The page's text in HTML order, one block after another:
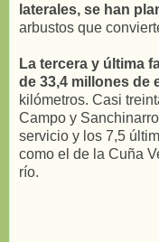
laterales, se han
arbustos que
La tercera y última
de 33,4 millones de
kilómetros. Casi
Campo y
servicio y los 7,5
como el de la Cuña
río.